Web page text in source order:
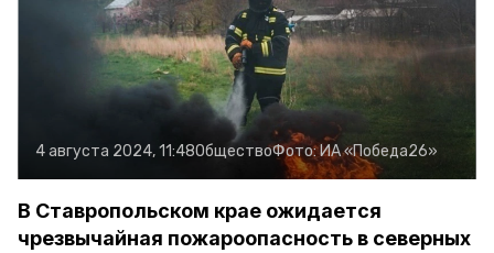
4 августа 2024, 11:48ОбществоФото:ИА «Победа26»
В Ставропольском крае ожидается
чрезвычайная пожароопасность в северных